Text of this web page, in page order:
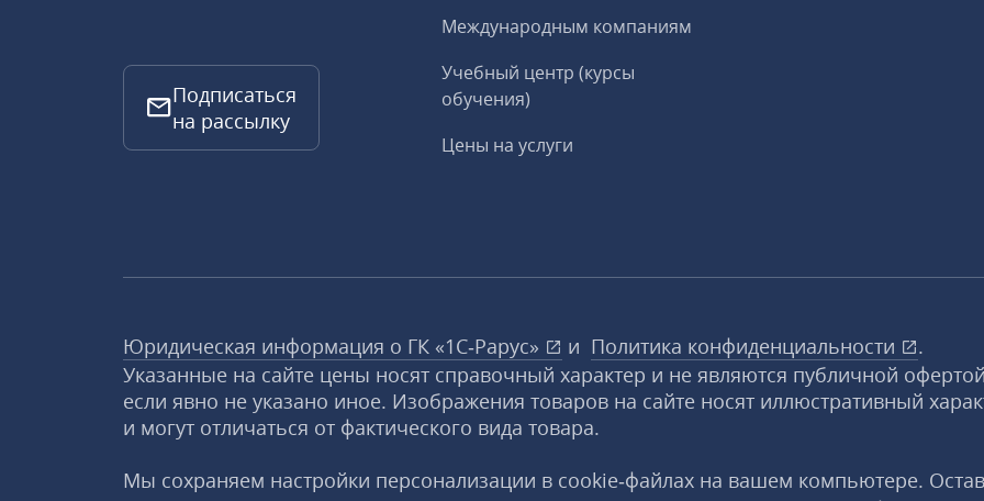
Подписаться
на рассылку
Международным компаниям
Учебный центр (курсы
обучения)
Цены на услуги
Юридическая информация о ГК «1С‑Рарус» и Политика конфиденциальности
.
Указанные на сайте цены носят справочный характер и не являются публичной
если явно не указано иное. Изображения товаров на сайте носят иллюстративный
и могут отличаться от фактического вида товара.
Мы сохраняем настройки персонализации в cookie‑файлах на вашем компьютере.